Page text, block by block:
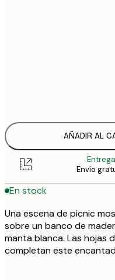
AÑADIR AL
Envío
En stock
Una escena de picnic
sobre un banco de
manta blanca. Las hojas
completan este